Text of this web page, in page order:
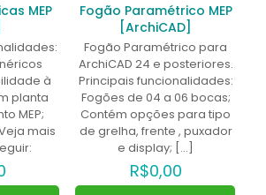
MEP
à
planta
MEP;
mais
Fogão Paramétrico MEP
[ArchiCAD]
Fogão Paramétrico para
ArchiCAD 24 e posteriores.
Principais funcionalidades:
Fogões de 04 a 06 bocas;
Contém opções para tipo
de grelha, frente , puxador
e display; […]
R$0,00